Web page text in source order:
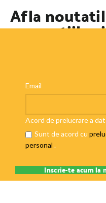
Afla
promotiile
Email
Acord de prelucrare a
Sunt de acord cu
personal .